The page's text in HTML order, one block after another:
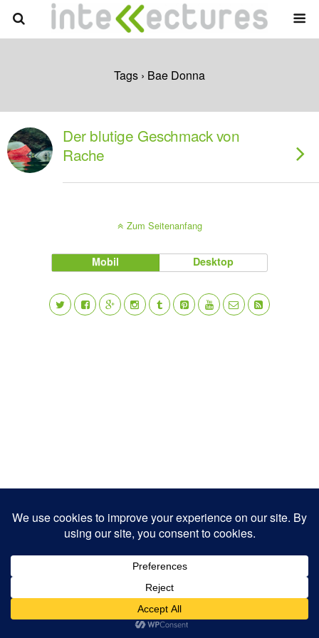
Tags › Bae Donna
Der blutige Geschmack von
Rache
Zum Seitenanfang
Mobil Desktop